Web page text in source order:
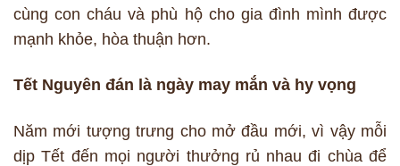
cùng con cháu và phù hộ cho gia đình mình được
mạnh khỏe, hòa thuận hơn.
Tết Nguyên đán là ngày may mắn và hy vọng
Năm mới tượng trưng cho mở đầu mới, vì vậy mỗi
dịp Tết đến mọi người thưởng rủ nhau đi chùa để